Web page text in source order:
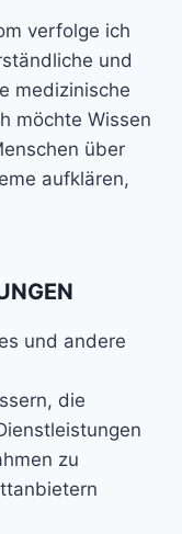
verfolge ich
und
medizinische
möchte Wissen
über
aufklären,
und andere
die
zu